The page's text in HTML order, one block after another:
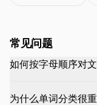
常见问题
如何按字母顺序对
为什么单词分类很